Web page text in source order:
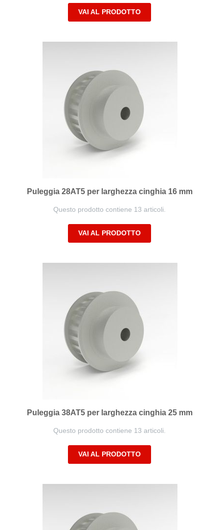
VAI AL PRODOTTO
Puleggia 28AT5 per larghezza cinghia 16 mm
Questo prodotto contiene 13 articoli.
VAI AL PRODOTTO
Puleggia 38AT5 per larghezza cinghia 25 mm
Questo prodotto contiene 13 articoli.
VAI AL PRODOTTO